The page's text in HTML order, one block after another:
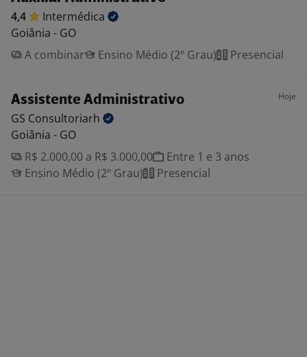
4,4
Intermédica
Goiânia - GO
A combinar
Ensino Médio (2º Grau) Presencial
Assistente Administrativo Hoje
GS Consultoriarh
Goiânia - GO
R$ 2.000,00 a R$ 3.000,00
Entre 1 e 3 anos
Ensino Médio (2º Grau)
Presencial